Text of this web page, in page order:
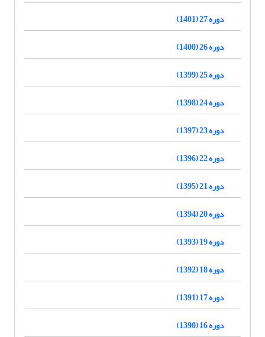
دوره 27 (1401)
دوره 26 (1400)
دوره 25 (1399)
دوره 24 (1398)
دوره 23 (1397)
دوره 22 (1396)
دوره 21 (1395)
دوره 20 (1394)
دوره 19 (1393)
دوره 18 (1392)
دوره 17 (1391)
دوره 16 (1390)